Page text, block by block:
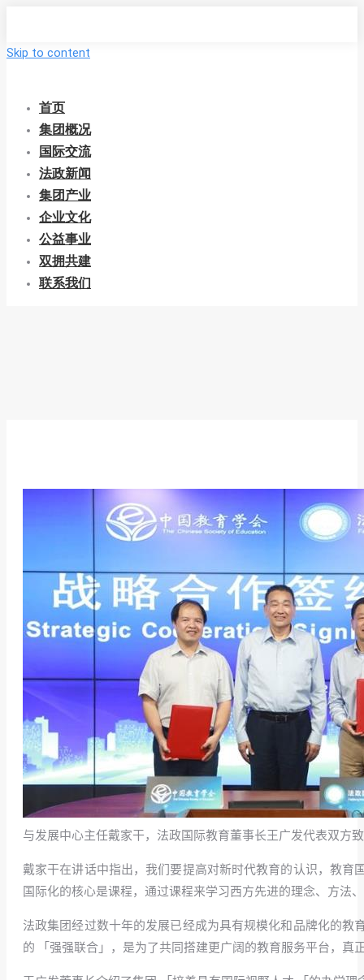
Skip to content
首页
集团概况
国际交流
法政新闻
集团产业
企业文化
公益事业
双拥共建
联系我们
与发展中心主任戴家干，法政国际教育董事长王广发代表双方
戴家干在讲话中指出，我们要提高对新时代教育的认识，教
国际化的核心是课程，通过课程来学习西方先进的理念、方法
法政集团经过数十年的发展已经成为具有规模化和品牌化的
的 「强强联合」，是为了共同搭建更广阔的教育服务平台，真